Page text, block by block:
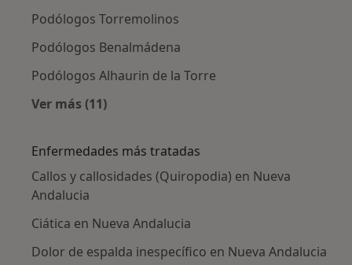
Podólogos Torremolinos
Podólogos Benalmádena
Podólogos Alhaurin de la Torre
Ver más (11)
Enfermedades más tratadas
Callos y callosidades (Quiropodia) en Nueva
Andalucia
Ciática en Nueva Andalucia
Dolor de espalda inespecífico en Nueva Andalucia